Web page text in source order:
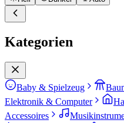
Kategorien
Baby & Spielzeug
Elektronik & Computer
Accessoires